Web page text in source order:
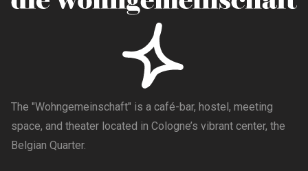
The "Wohngemeinschaft" is a café-bar, hostel, meeting
space, and theater located in Cologne’s vibrant center, the
Belgian Quarter.